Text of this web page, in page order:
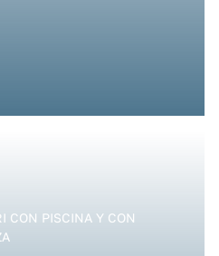
CON PISCINA Y CON